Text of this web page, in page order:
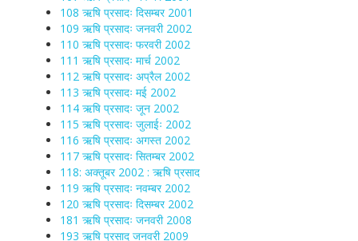
108 ऋषि प्रसादः दिसम्बर 2001
109 ऋषि प्रसादः जनवरी 2002
110 ऋषि प्रसादः फरवरी 2002
111 ऋषि प्रसादः मार्च 2002
112 ऋषि प्रसादः अप्रैल 2002
113 ऋषि प्रसादः मई 2002
114 ऋषि प्रसादः जून 2002
115 ऋषि प्रसादः जुलाईः 2002
116 ऋषि प्रसादः अगस्त 2002
117 ऋषि प्रसादः सितम्बर 2002
118: अक्तूबर 2002 : ऋषि प्रसाद
119 ऋषि प्रसादः नवम्बर 2002
120 ऋषि प्रसादः दिसम्बर 2002
181 ऋषि प्रसादः जनवरी 2008
193 ऋषि प्रसाद जनवरी 2009